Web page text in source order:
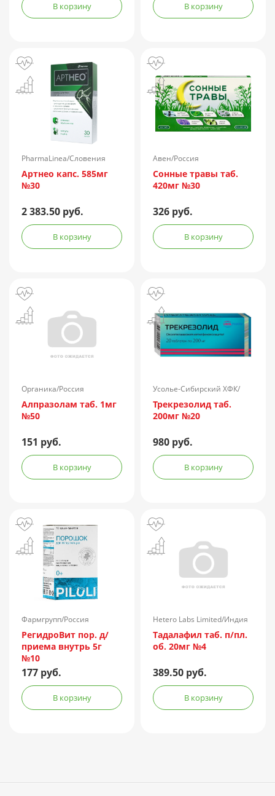
В корзину В корзину
PharmaLinea/Словения
Артнео капс. 585мг
№30
2 383.50 руб.
В корзину
Авен/Россия
Сонные травы таб.
420мг №30
326 руб.
В корзину
Органика/Россия
Алпразолам таб. 1мг
№50
151 руб.
В корзину
Усолье-Сибирский ХФК/
Россия
Трекрезолид таб.
200мг №20
980 руб.
В корзину
Фармгрупп/Россия
РегидроВит пор. д/
приема внутрь 5г
№10
177 руб.
В корзину
Hetero Labs Limited/Индия
Тадалафил таб. п/пл.
об. 20мг №4
389.50 руб.
В корзину